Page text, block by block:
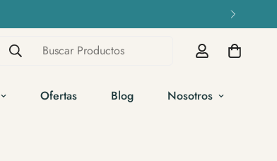
Buscar Productos
Ofertas Blog Nosotros